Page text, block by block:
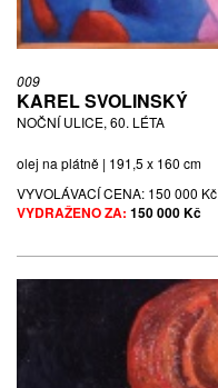
009
KAREL SVOLINSKÝ
NOČNÍ ULICE, 60. LÉTA
olej na plátně | 191,5 x 160 cm
VYVOLÁVACÍ CENA: 150 000 Kč
VYDRAŽENO ZA: 150 000 Kč